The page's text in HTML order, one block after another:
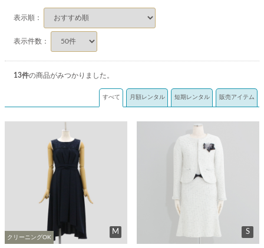
表示順：
表示件数：
13件の商品がみつかりました。
すべて 月額レンタル 短期レンタル 販売アイテム
クリーニングOK
M S